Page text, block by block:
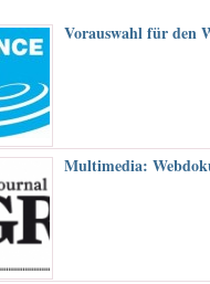
Vorauswahl für den
Multimedia: